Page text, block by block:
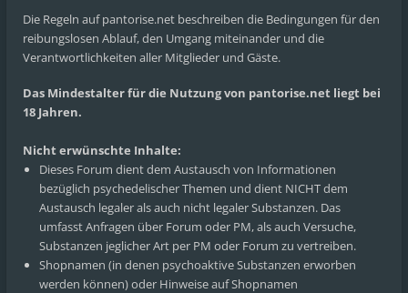
Die Regeln auf pantorise.net beschreiben die Bedingungen für den
reibungslosen Ablauf, den Umgang miteinander und die
Verantwortlichkeiten aller Mitglieder und Gäste.
Das Mindestalter für die Nutzung von pantorise.net liegt bei
18 Jahren.
Nicht erwünschte Inhalte:
Dieses Forum dient dem Austausch von Informationen
bezüglich psychedelischer Themen und dient NICHT dem
Austausch legaler als auch nicht legaler Substanzen. Das
umfasst Anfragen über Forum oder PM, als auch Versuche,
Substanzen jeglicher Art per PM oder Forum zu vertreiben.
Shopnamen (in denen psychoaktive Substanzen erworben
werden können) oder Hinweise auf Shopnamen